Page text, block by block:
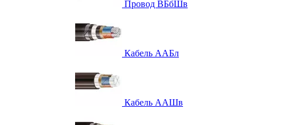
Провод ВБбШв
Кабель ААБл
Кабель ААШв